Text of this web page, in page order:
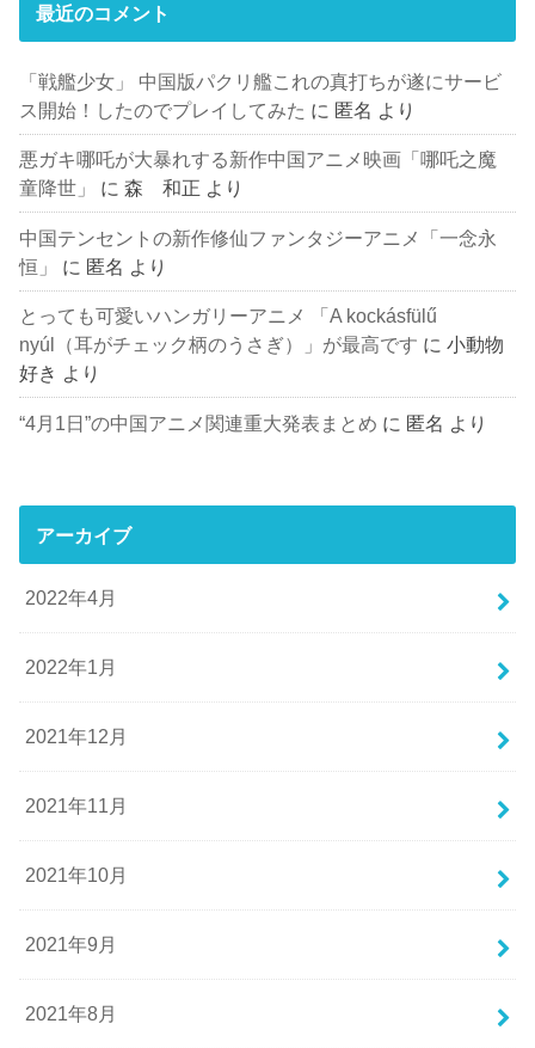
最近のコメント
「戦艦少女」 中国版パクリ艦これの真打ちが遂にサービ
ス開始！したのでプレイしてみた に 匿名 より
悪ガキ哪吒が大暴れする新作中国アニメ映画「哪吒之魔
童降世」
に森 和正 より
中国テンセントの新作修仙ファンタジーアニメ「一念永
恒」
に 匿名 より
とっても可愛いハンガリーアニメ 「A kockásfülű
nyúl（耳がチェック柄のうさぎ）」が最高です に小動物
好き より
“4月1日”の中国アニメ関連重大発表まとめ に 匿名 より
アーカイブ
2022年4月
2022年1月
2021年12月
2021年11月
2021年10月
2021年9月
2021年8月